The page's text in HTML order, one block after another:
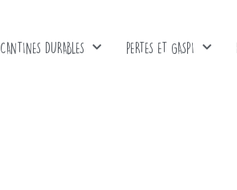
CANTINES DURABLES PERTES ET GASPI